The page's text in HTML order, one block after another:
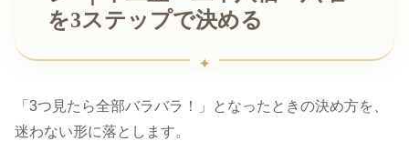
を3ステップで決める
「3つ見たら全部バラバラ！」となったときの決め方を、
迷わない形に落とします。